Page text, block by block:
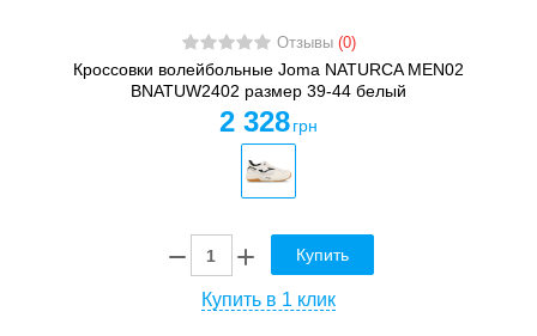
Отзывы (0)
Кроссовки волейбольные Joma NATURCA MEN02
BNATUW2402 размер 39-44 белый
2 328 грн
Купить
Купить в 1 клик